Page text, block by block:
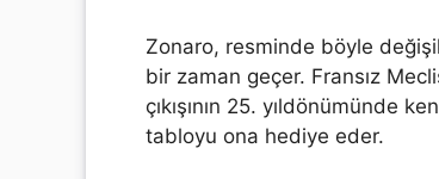
Zonaro, resminde böyle
bir zaman geçer. Fransız
çıkışının 25. yıldönümünde
tabloyu ona hediye eder.